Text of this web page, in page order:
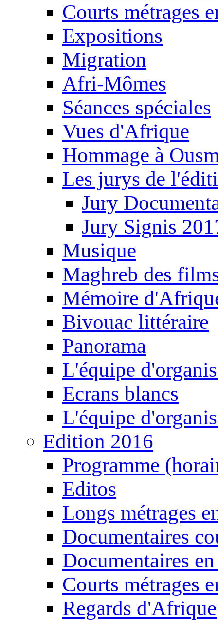
Courts métrages
Expositions
Migration
Afri-Mômes
Séances spéciales
Vues d'Afrique
Hommage à
Les jurys de
Jury
Jury Signis
Musique
Maghreb des
Mémoire
Bivouac littéraire
Panorama
L'équipe
Ecrans blancs
L'équipe
Edition 2016
Programme
Editos
Longs métrages
Documentaires
Documentaires
Courts métrages
Regards d'Afrique